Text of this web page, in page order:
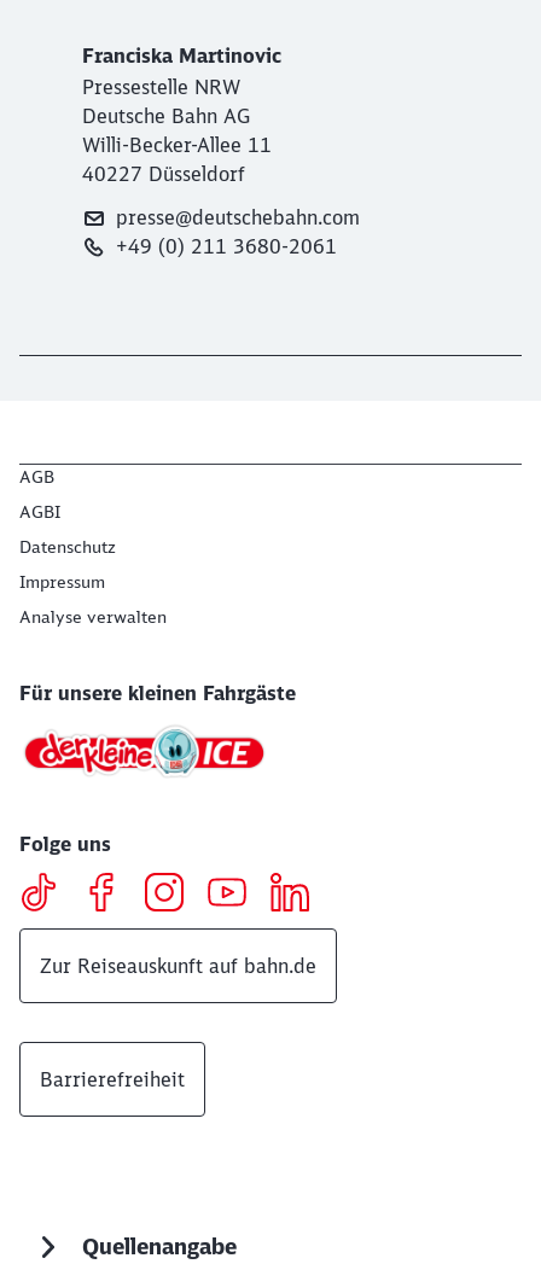
Franciska Martinovic
Pressestelle NRW
Deutsche Bahn AG
Willi-Becker-Allee 11
40227 Düsseldorf
presse@deutschebahn.com
+49 (0) 211 3680-2061
AGB
AGBI
Datenschutz
Impressum
Analyse verwalten
Für unsere kleinen Fahrgäste
Folge uns
Zur Reiseauskunft auf bahn.de
Barrierefreiheit
Quellenangabe